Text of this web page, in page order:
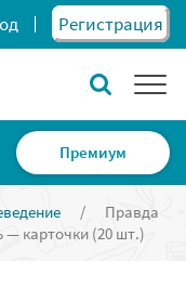
Регистрация
Премиум
/
Правда
карточки (20 шт.)